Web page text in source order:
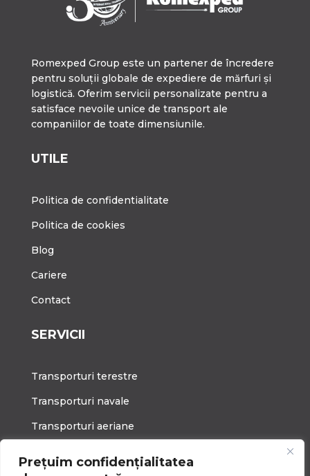
Prețuim confidențialitatea
Romexped Group este un partener de încredere
pentru soluții globale de expediere de mărfuri și
logistică. Oferim servicii personalizate pentru a
satisface nevoile unice de transport ale
companiilor de toate dimensiunile.
UTILE
Politica de confidentialitate
Politica de cookies
Blog
Cariere
Contact
SERVICII
Transporturi terestre
Transporturi navale
Transporturi aeriane
CONTACT